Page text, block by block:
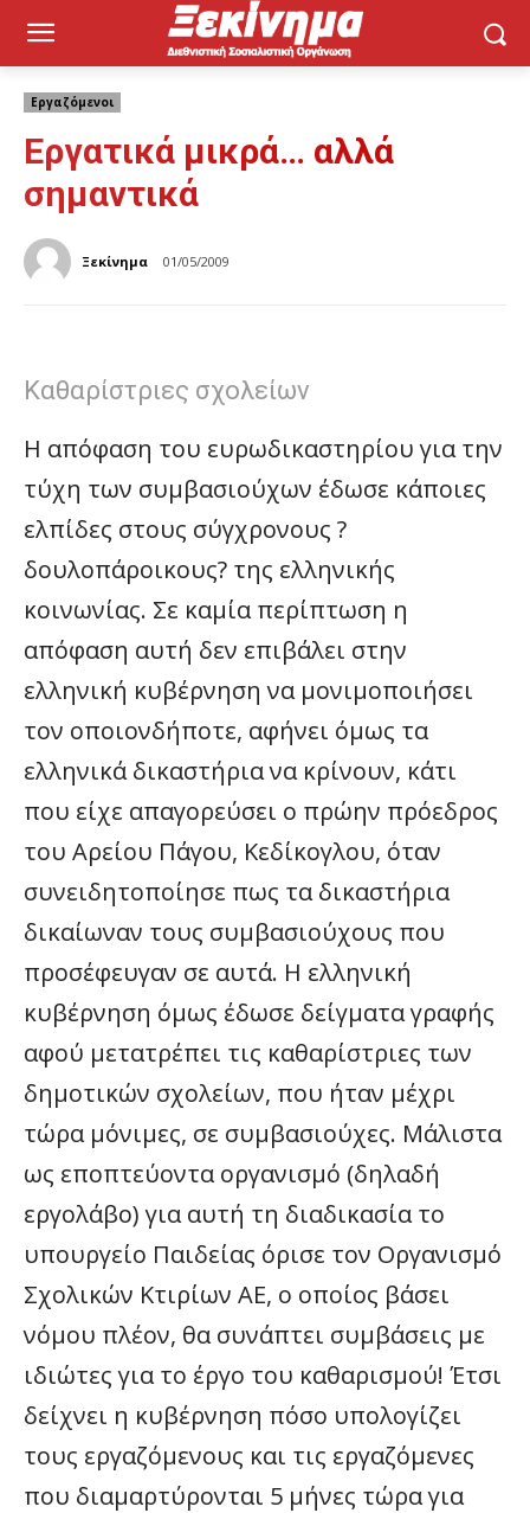
Εργαζόμενοι
Εργατικά μικρά… αλλά
σημαντικά
Ξεκίνημα 01/05/2009
Καθαρίστριες σχολείων
Η απόφαση του ευρωδικαστηρίου για την
τύχη των συμβασιούχων έδωσε κάποιες
ελπίδες στους σύγχρονους ?
δουλοπάροικους? της ελληνικής
κοινωνίας. Σε καμία περίπτωση η
απόφαση αυτή δεν επιβάλει στην
ελληνική κυβέρνηση να μονιμοποιήσει
τον οποιονδήποτε, αφήνει όμως τα
ελληνικά δικαστήρια να κρίνουν, κάτι
που είχε απαγορεύσει ο πρώην πρόεδρος
του Αρείου Πάγου, Κεδίκογλου, όταν
συνειδητοποίησε πως τα δικαστήρια
δικαίωναν τους συμβασιούχους που
προσέφευγαν σε αυτά. Η ελληνική
κυβέρνηση όμως έδωσε δείγματα γραφής
αφού μετατρέπει τις καθαρίστριες των
δημοτικών σχολείων, που ήταν μέχρι
τώρα μόνιμες, σε συμβασιούχες. Μάλιστα
ως εποπτεύοντα οργανισμό (δηλαδή
εργολάβο) για αυτή τη διαδικασία το
υπουργείο Παιδείας όρισε τον Οργανισμό
Σχολικών Κτιρίων ΑΕ, ο οποίος βάσει
νόμου πλέον, θα συνάπτει συμβάσεις με
ιδιώτες για το έργο του καθαρισμού! Έτσι
δείχνει η κυβέρνηση πόσο υπολογίζει
τους εργαζόμενους και τις εργαζόμενες
που διαμαρτύρονται 5 μήνες τώρα για